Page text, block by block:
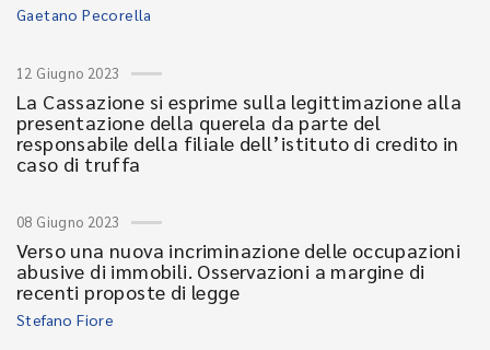
Gaetano Pecorella
12 Giugno 2023
La Cassazione si esprime sulla legittimazione alla
presentazione della querela da parte del
responsabile della filiale dell’istituto di credito in
caso di truffa
08 Giugno 2023
Verso una nuova incriminazione delle occupazioni
abusive di immobili. Osservazioni a margine di
recenti proposte di legge
Stefano Fiore